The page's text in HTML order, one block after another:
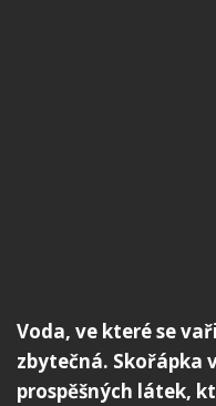
Voda, ve které se
zbytečná. Skořápka
prospěšných látek,